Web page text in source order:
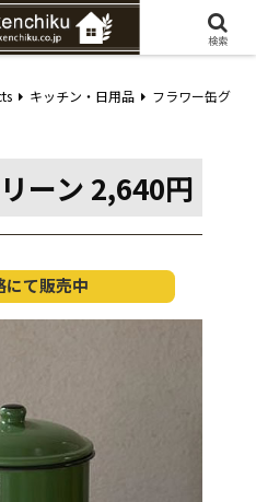
使ったナチュラルな家づくりをご提案
キッチン・日用品
フラワー缶グ
ーン 2,640円
にて販売中
検索